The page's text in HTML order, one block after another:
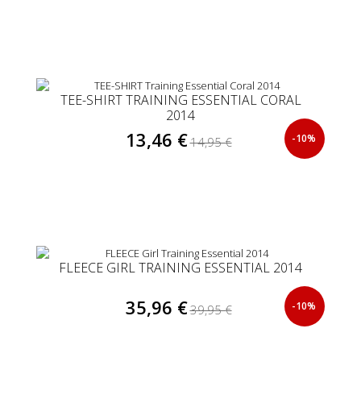
TEE-SHIRT TRAINING ESSENTIAL CORAL
2014
13,46 €14,95 € -10%
FLEECE GIRL TRAINING ESSENTIAL 2014
35,96 €39,95 € -10%